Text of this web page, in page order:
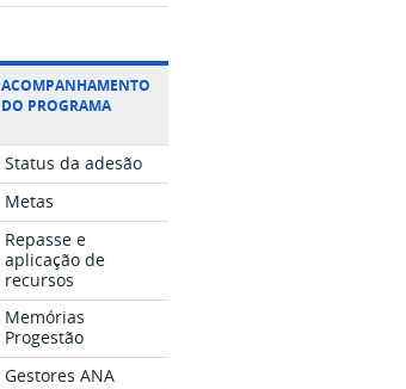
ACOMPANHAMENTO
DO PROGRAMA
Status da adesão
Metas
Repasse e
aplicação de
recursos
Memórias
Progestão
Gestores ANA